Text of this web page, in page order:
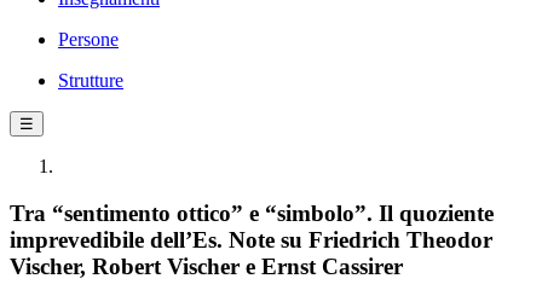
Persone
Strutture
☰
Tra “sentimento ottico” e “simbolo”. Il quoziente
imprevedibile dell’Es. Note su Friedrich Theodor
Vischer, Robert Vischer e Ernst Cassirer